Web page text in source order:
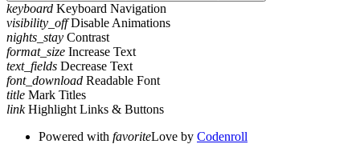
keyboard Keyboard Navigation
visibility_off Disable Animations
nights_stay Contrast
format_size Increase Text
text_fields Decrease Text
font_download Readable Font
title Mark Titles
link Highlight Links & Buttons
Powered with favoriteLove by Codenroll